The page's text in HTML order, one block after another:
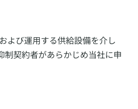
よび運用する供給設備を介し
制契約者があらかじめ当社に申